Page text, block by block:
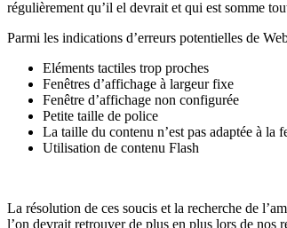
régulièrement qu’il el devrait et qui est somme
Parmi les indications d’erreurs potentielles de
Eléments tactiles trop proches
Fenêtres d’affichage à largeur fixe
Fenêtre d’affichage non configurée
Petite taille de police
La taille du contenu n’est pas adaptée à la
Utilisation de contenu Flash
La résolution de ces soucis et la recherche de
l’on devrait retrouver de plus en plus lors de nos